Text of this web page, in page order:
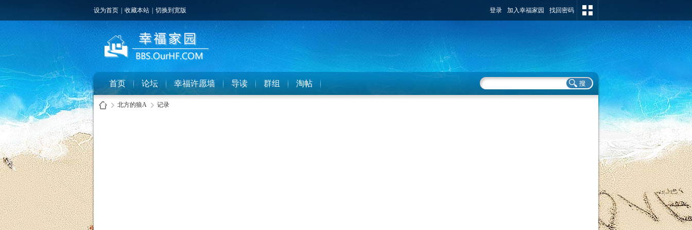
设为首页 收藏本站 切换到宽版 登录 加入幸福家园 找回密码
首页 论坛 幸福许愿墙 导读 群组 淘帖
北方的狼A 记录